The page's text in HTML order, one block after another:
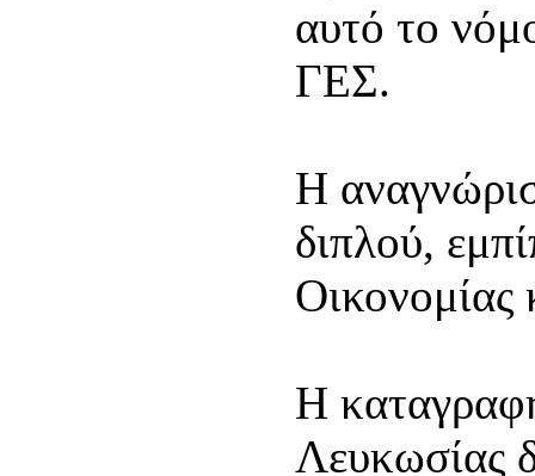
αυτό το
ΓΕΣ.
Η
διπλού,
Οικονομίας
Η
Λευκωσίας